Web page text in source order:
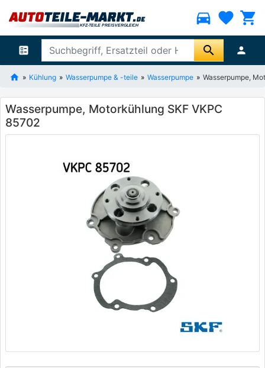
directions_car favorite shopping_cart
ballot search person
Kühlung Wasserpumpe & -teile Wasserpumpe Wasserpumpe,
Wasserpumpe, Motorkühlung SKF VKPC
85702